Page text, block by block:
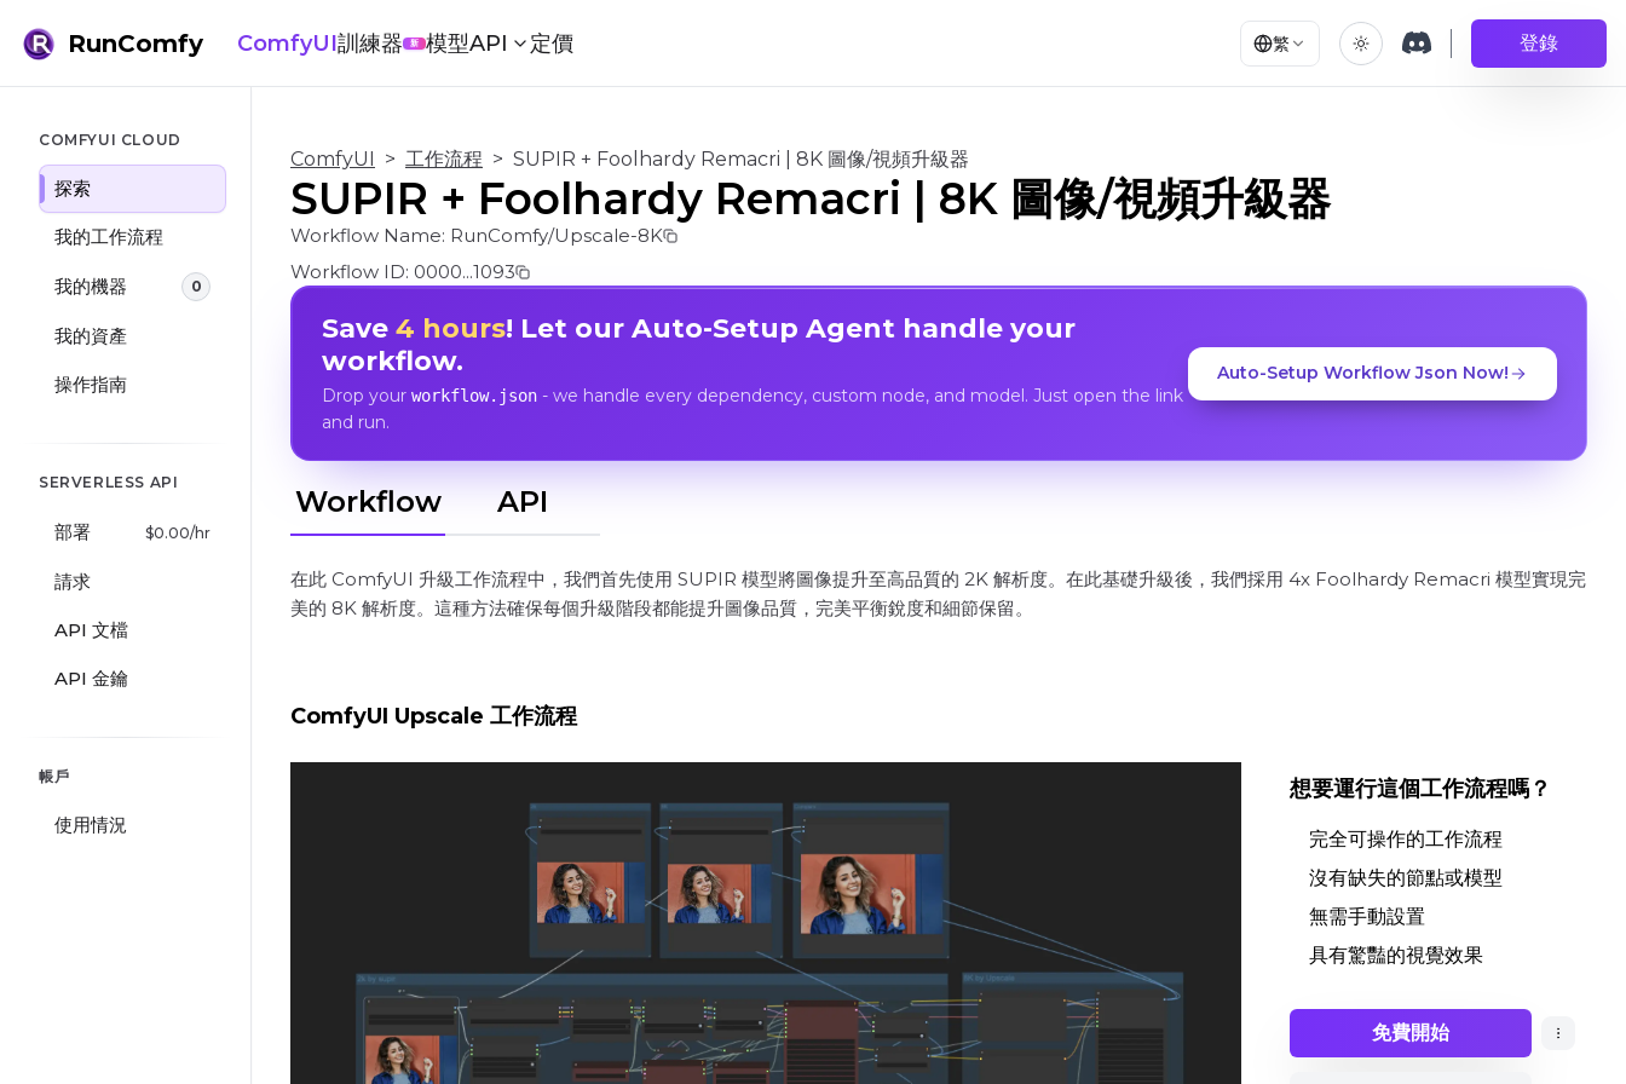
RunComfy ComfyUI訓練器 新 模型API 定價 繁 登錄
COMFYUI CLOUD
探索
我的工作流程
我的機器 0
我的資產
操作指南
SERVERLESS API
部署 $0.00/hr
請求
API 文檔
API 金鑰
帳戶
使用情況
ComfyUI > 工作流程 > SUPIR + Foolhardy Remacri | 8K 圖像/視頻升級器
SUPIR + Foolhardy Remacri | 8K 圖像/視頻升級器
Workflow Name: RunComfy/Upscale-8K
Workflow ID: 0000...1093
Save 4 hours! Let our Auto-Setup Agent handle your
workflow.
Drop your workflow.json- we handle every dependency, custom node, and model. Just open the link
and run.
Auto-Setup Workflow Json Now!
Workflow API
在此 ComfyUI 升級工作流程中，我們首先使用 SUPIR 模型將圖像提升至高品質的 2K 解析度。在此基礎升級後，我們採用 4x Foolhardy Remacri 模型實現完
美的 8K 解析度。這種方法確保每個升級階段都能提升圖像品質，完美平衡銳度和細節保留。
ComfyUI Upscale 工作流程
想要運行這個工作流程嗎？
完全可操作的工作流程
沒有缺失的節點或模型
無需手動設置
具有驚豔的視覺效果
免費開始